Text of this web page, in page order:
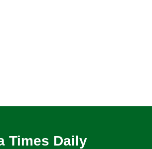
Times Daily